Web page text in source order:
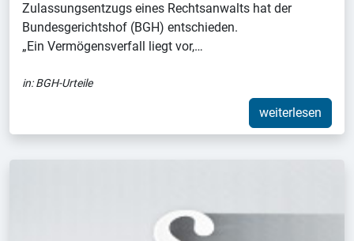
Zulassungsentzugs eines Rechtsanwalts hat der
Bundesgerichtshof (BGH) entschieden.
„Ein Vermögensverfall liegt vor,…
in:BGH-Urteile
weiterlesen